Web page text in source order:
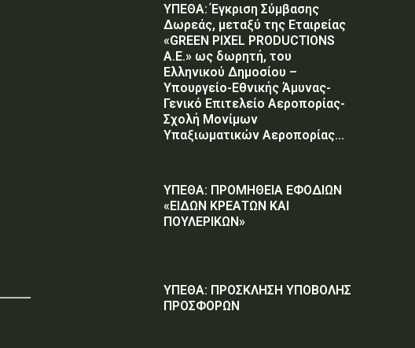
ΥΠΕΘΑ: Έγκριση Σύμβασης
Δωρεάς, μεταξύ της Εταιρείας
«GREEN PIXEL PRODUCTIONS
Α.Ε.» ως δωρητή, του
Ελληνικού Δημοσίου –
Υπουργείο-Εθνικής Άμυνας-
Γενικό Επιτελείο Αεροπορίας-
Σχολή Μονίμων
Υπαξιωματικών Αεροπορίας...
ΥΠΕΘΑ: ΠΡΟΜΗΘΕΙΑ ΕΦΟΔΙΩΝ
«ΕΙΔΩΝ ΚΡΕΑΤΩΝ ΚΑΙ
ΠΟΥΛΕΡΙΚΩΝ»
ΥΠΕΘΑ: ΠΡΟΣΚΛΗΣΗ ΥΠΟΒΟΛΗΣ
ΠΡΟΣΦΟΡΩΝ